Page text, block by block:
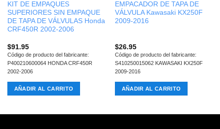
KIT DE EMPAQUES
SUPERIORES SIN EMPAQUE
DE TAPA DE VÁLVULAS Honda
CRF450R 2002-2006
$91.95
Código de producto del fabricante:
P400210600064 HONDA CRF450R
2002-2006
AÑADIR AL CARRITO
EMPACADOR DE TAPA DE
VÁLVULA Kawasaki KX250F
2009-2016
$26.95
Código de producto del fabricante:
S410250015062 KAWASAKI KX250F
2009-2016
AÑADIR AL CARRITO